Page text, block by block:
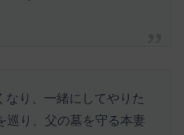
なり、一緒にしてやりた
巡り、父の墓を守る本妻